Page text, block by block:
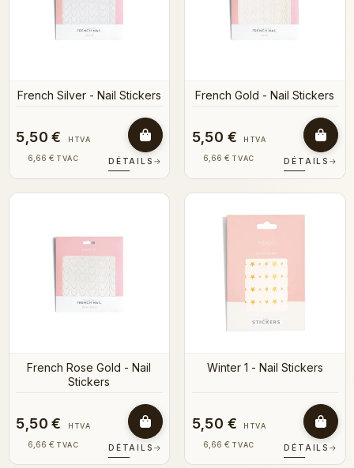
French Silver - Nail Stickers
5,50 € HTVA
6,66 € TVAC DÉTAILS →
French Gold - Nail Stickers
5,50 € HTVA
6,66 € TVAC DÉTAILS →
French Rose Gold - Nail
Stickers
5,50 € HTVA
6,66 € TVAC DÉTAILS →
Winter 1 - Nail Stickers
5,50 € HTVA
6,66 € TVAC DÉTAILS →